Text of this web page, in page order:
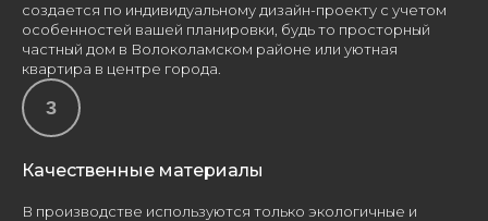
создается по индивидуальному дизайн-проекту с учетом
особенностей вашей планировки, будь то просторный
частный дом в Волоколамском районе или уютная
квартира в центре города.
Качественные материалы
В производстве используются только экологичные и